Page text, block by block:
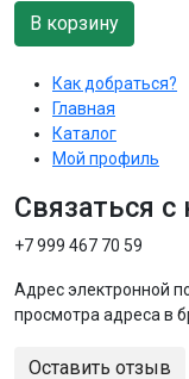
В корзину
Как добраться?
Главная
Каталог
Мой профиль
Связаться с
+7 999 467 70 59
Адрес электронной
просмотра адреса в
Оставить отзыв